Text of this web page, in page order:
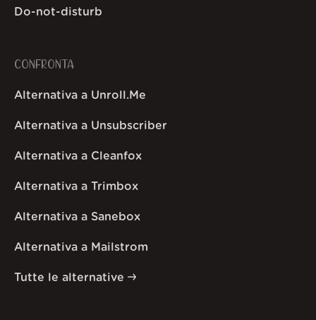
Do-not-disturb
CONFRONTA
Alternativa a Unroll.Me
Alternativa a Unsubscriber
Alternativa a Cleanfox
Alternativa a Trimbox
Alternativa a Sanebox
Alternativa a Mailstrom
Tutte le alternative